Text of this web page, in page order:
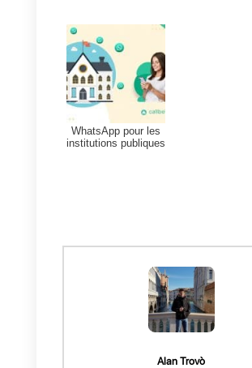
Vous pouvez trouver
d’informations sur
knowledge base
Nous savons que
fonction que vous
cependant, comme